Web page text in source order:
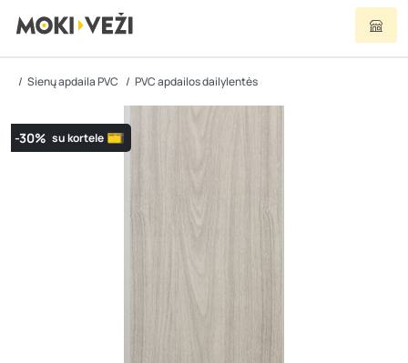
Sienų apdaila PVC PVC apdailos dailylentės
-30% su kortele